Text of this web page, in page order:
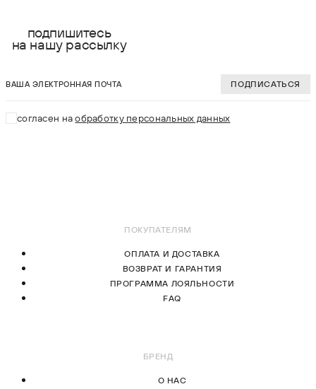
S
подпишитесь
на нашу рассылку
ПОДПИСАТЬСЯ
согласен наобработку персональных данных
ПОКУПАТЕЛЯМ
ОПЛАТА И ДОСТАВКА
ВОЗВРАТ И ГАРАНТИЯ
ПРОГРАММА ЛОЯЛЬНОСТИ
FAQ
БРЕНД
О НАС